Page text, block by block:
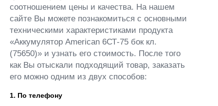
соотношением цены и качества. На нашем
сайте Вы можете познакомиться с основными
техническими характеристиками продукта
«Аккумулятор American 6СТ-75 бок кл.
(75650)» и узнать его стоимость. После того
как Вы отыскали подходящий товар, заказать
его можно одним из двух способов:
1. По телефону